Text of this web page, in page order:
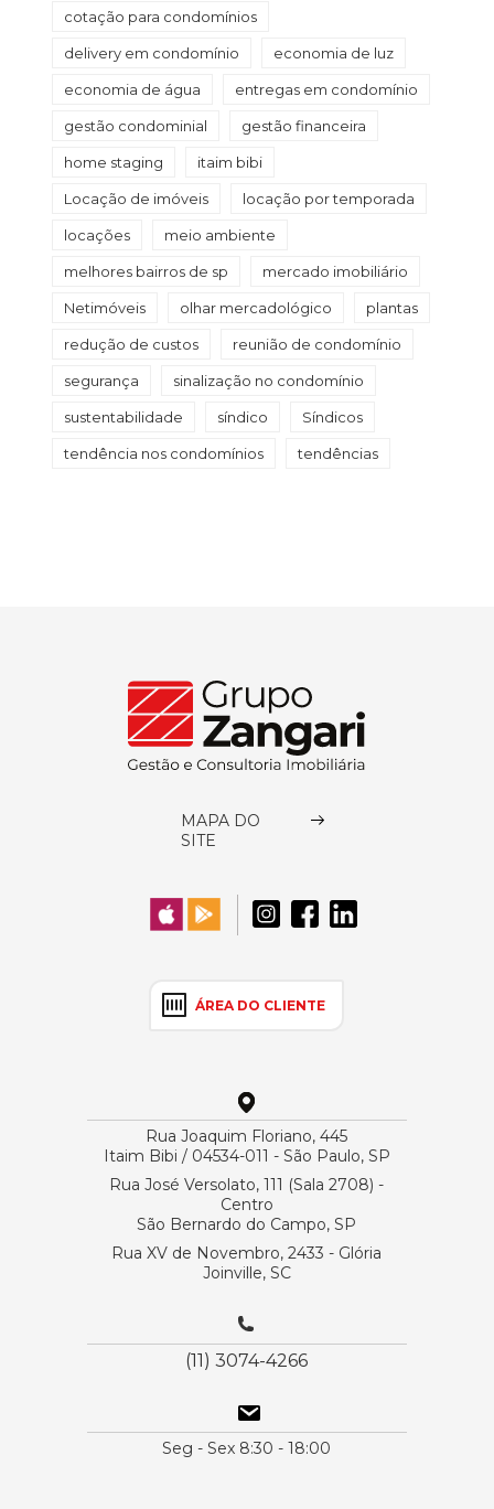
cotação para condomínios
delivery em condomínio economia de luz
economia de água entregas em condomínio
gestão condominial gestão financeira
home staging itaim bibi
Locação de imóveis locação por temporada
locações meio ambiente
melhores bairros de sp mercado imobiliário
Netimóveis olhar mercadológico plantas
redução de custos reunião de condomínio
segurança sinalização no condomínio
sustentabilidade síndico Síndicos
tendência nos condomínios tendências
MAPA DO
SITE
ÁREA DO CLIENTE
Rua Joaquim Floriano, 445
Itaim Bibi / 04534-011 - São Paulo, SP
Rua José Versolato, 111 (Sala 2708) -
Centro
São Bernardo do Campo, SP
Rua XV de Novembro, 2433 - Glória
Joinville, SC
(11) 3074-4266
Seg - Sex 8:30 - 18:00